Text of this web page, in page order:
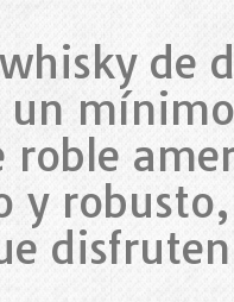
whisky de
un
roble
y